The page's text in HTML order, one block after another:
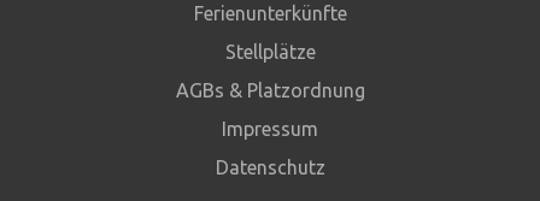
Ferienunterkünfte
Stellplätze
AGBs & Platzordnung
Impressum
Datenschutz